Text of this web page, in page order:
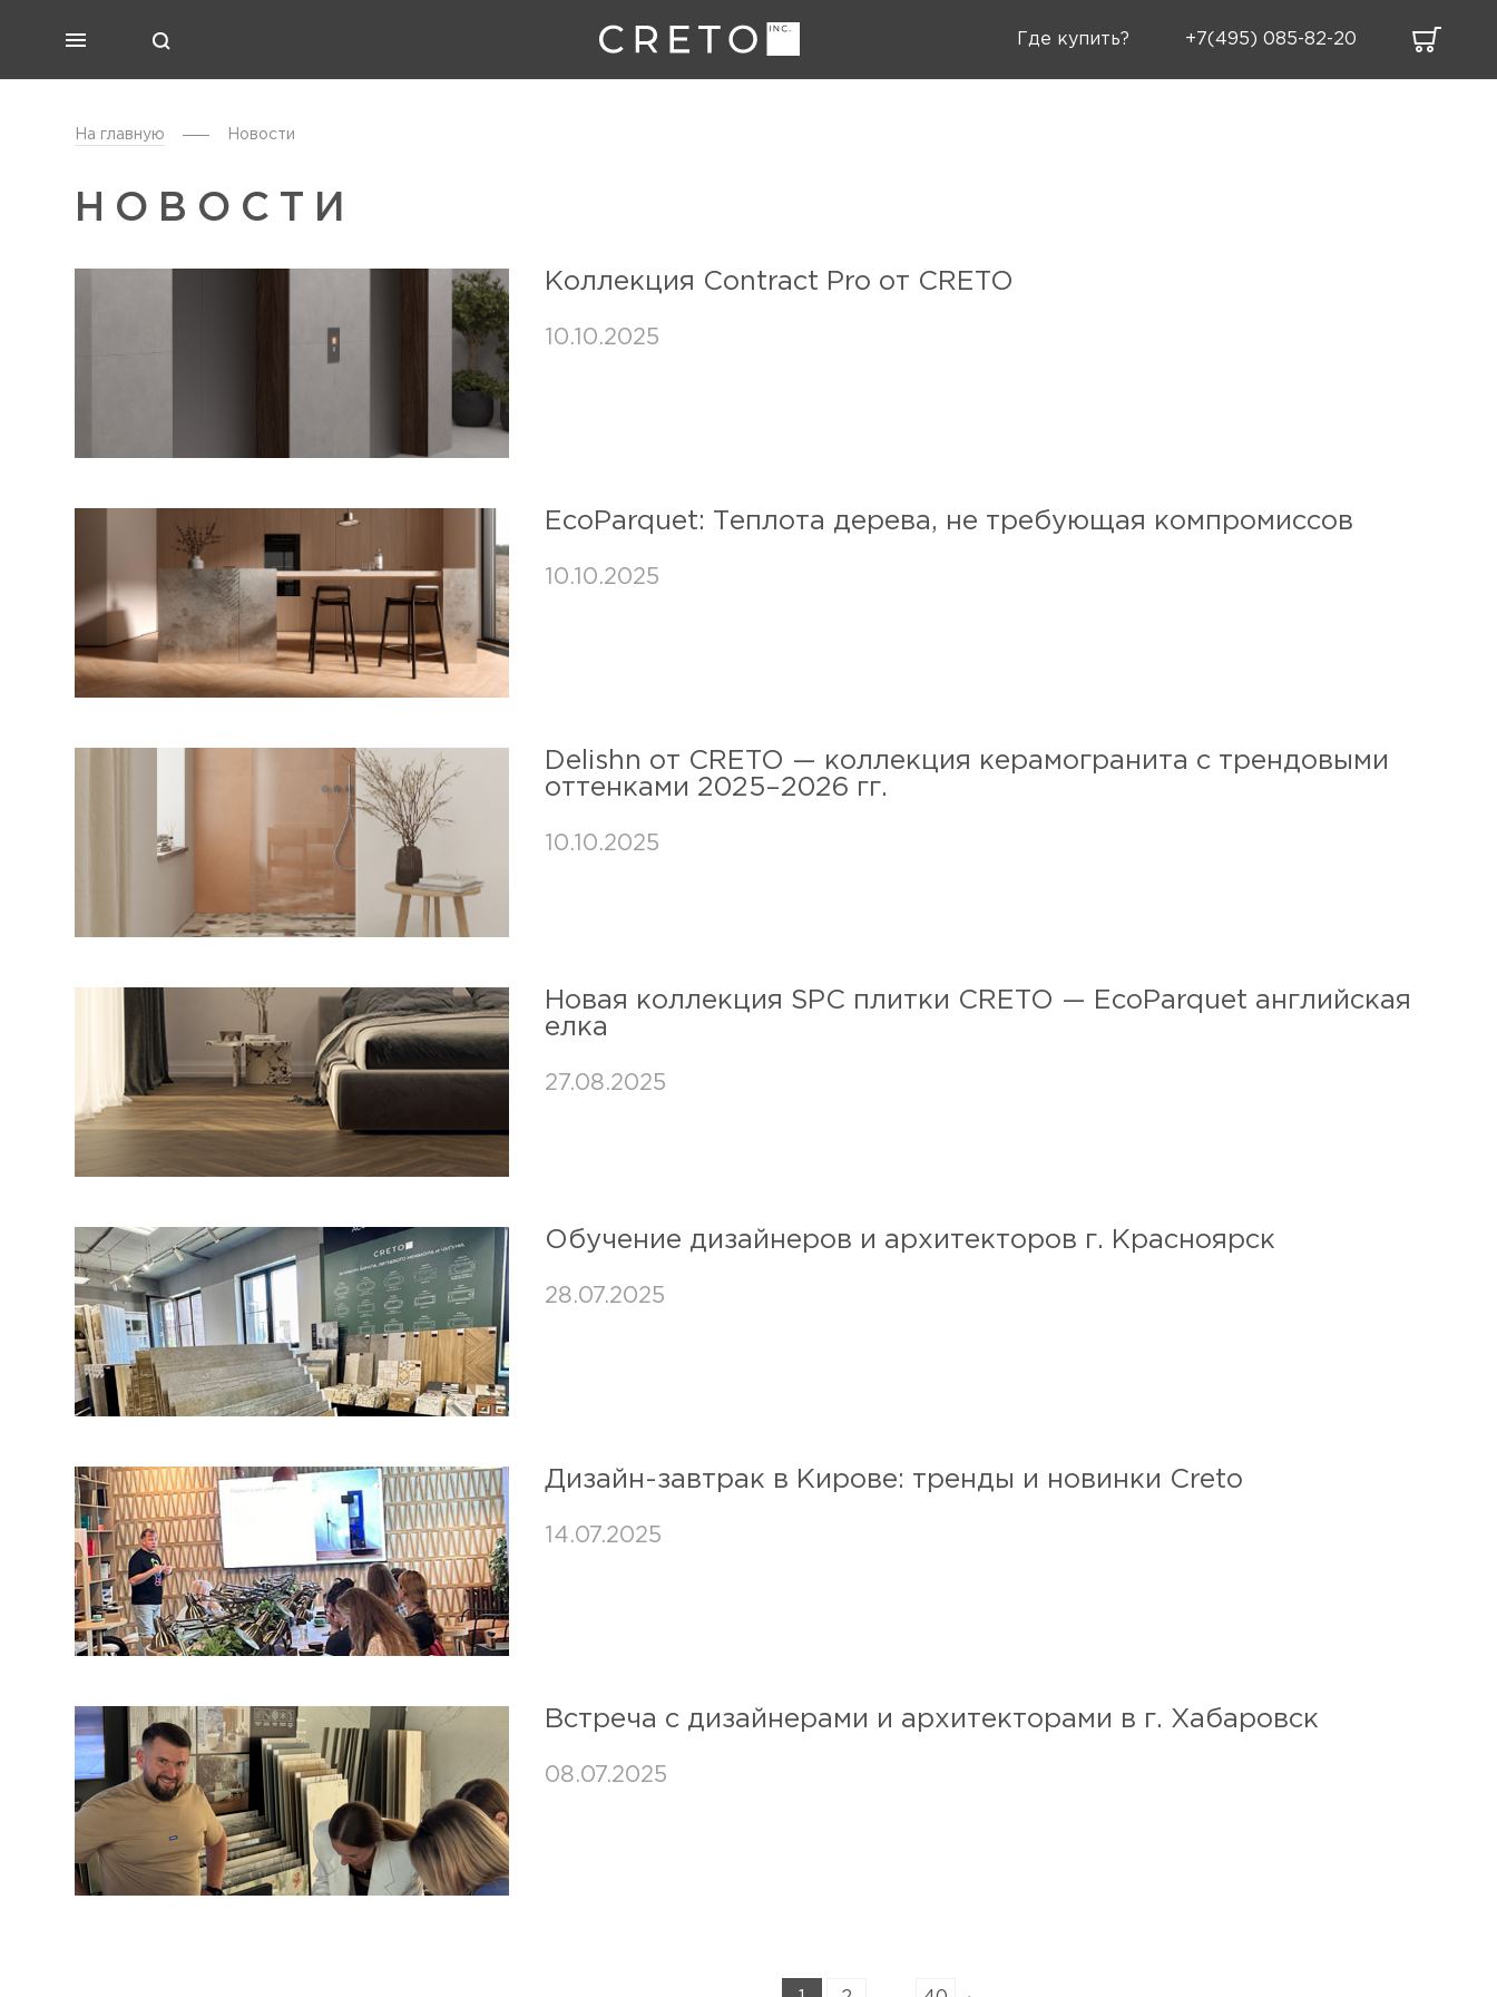
Где купить? +7(495) 085-82-20
На главную Новости
НОВОСТИ
Коллекция Contract Pro от CRETO
10.10.2025
EcoParquet: Теплота дерева, не требующая компромиссов
10.10.2025
Delishn от CRETO — коллекция керамогранита с трендовыми
оттенками 2025–2026 гг.
10.10.2025
Новая коллекция SPC плитки CRETO — EcoParquet английская
елка
27.08.2025
Обучение дизайнеров и архитекторов г. Красноярск
28.07.2025
Дизайн-завтрак в Кирове: тренды и новинки Creto
14.07.2025
Встреча с дизайнерами и архитекторами в г. Хабаровск
08.07.2025